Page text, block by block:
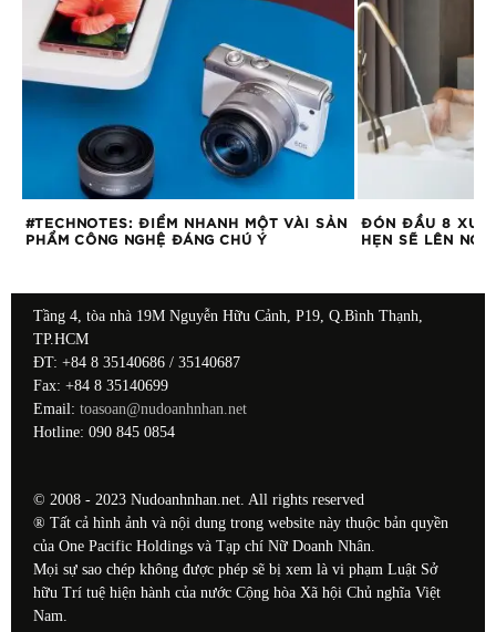
#TECHNOTES: ĐIỂM NHANH MỘT VÀI SẢN
PHẨM CÔNG NGHỆ ĐÁNG CHÚ Ý
ĐÓN ĐẦU 8 XU
HẸN SẼ LÊN
Tầng 4, tòa nhà 19M Nguyễn Hữu Cảnh, P19, Q.Bình Thạnh,
TP.HCM
ĐT: +84 8 35140686 / 35140687
Fax: +84 8 35140699
Email: toasoan@nudoanhnhan.net
Hotline: 090 845 0854
© 2008 - 2023 Nudoanhnhan.net. All rights reserved
® Tất cả hình ảnh và nội dung trong website này thuộc bản quyền
của One Pacific Holdings và Tạp chí Nữ Doanh Nhân.
Mọi sự sao chép không được phép sẽ bị xem là vi phạm Luật Sở
hữu Trí tuệ hiện hành của nước Cộng hòa Xã hội Chủ nghĩa Việt
Nam.